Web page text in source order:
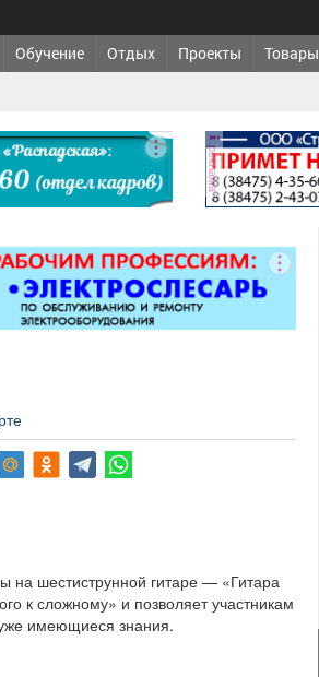
Обучение Отдых Проекты Товары
реклама
на шестиструнной гитаре — «Гитара
к сложному» и позволяет участникам
имеющиеся знания.